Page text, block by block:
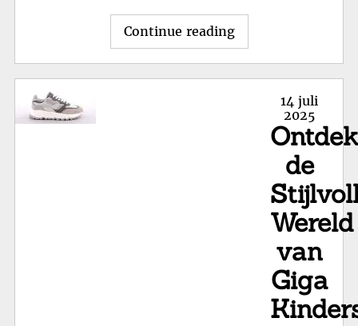
Continue reading"Het
Belang
Voetbed
Kwalitatieve
Schoenen"
Posted
on
14 juli
2025
Ontdek
de
Wereld
van
Giga